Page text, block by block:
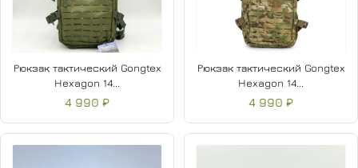
Рюкзак тактический Gongtex
Hexagon 14...
4 990 ₽
Рюкзак тактический Gongtex
Hexagon 14...
4 990 ₽